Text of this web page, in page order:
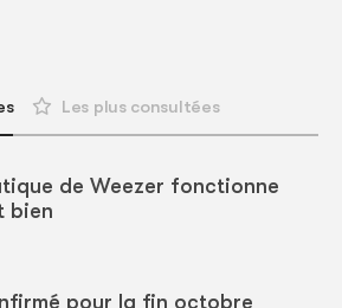
Les plus consultées
de Weezer fonctionne
bien
pour la fin octobre